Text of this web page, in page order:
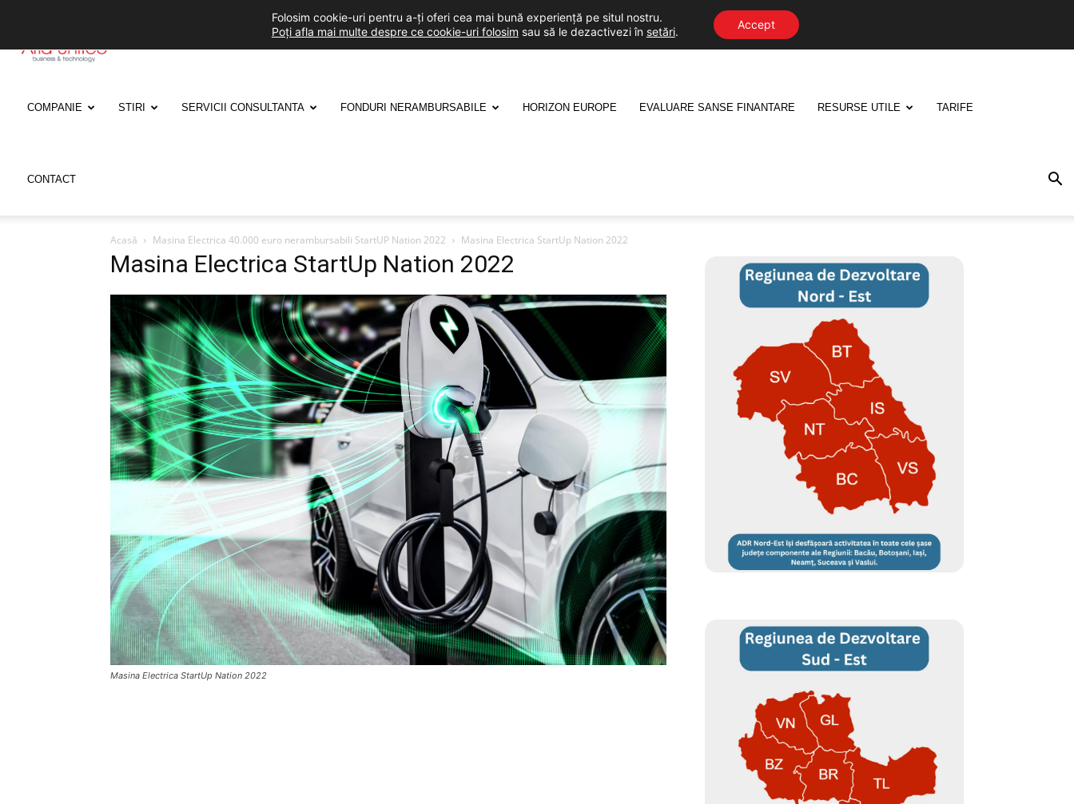
UNITED
COMPANIE STIRI SERVICII CONSULTANTA FONDURI NERAMBURSABILE HORIZON EUROPE EVALUARE SANSE FINANTARE RESURSE UTILE TARIFE
CONTACT
Acasă Masina Electrica 40.000 euro nerambursabili StartUP Nation 2022 Masina Electrica StartUp Nation 2022
Masina Electrica StartUp Nation 2022
Masina Electrica StartUp Nation 2022
Folosim cookie-uri pentru a-ți oferi cea mai bună experiență pe situl nostru.
Poți afla mai multe despre ce cookie-uri folosim sau să le dezactivezi în setări.
Accept